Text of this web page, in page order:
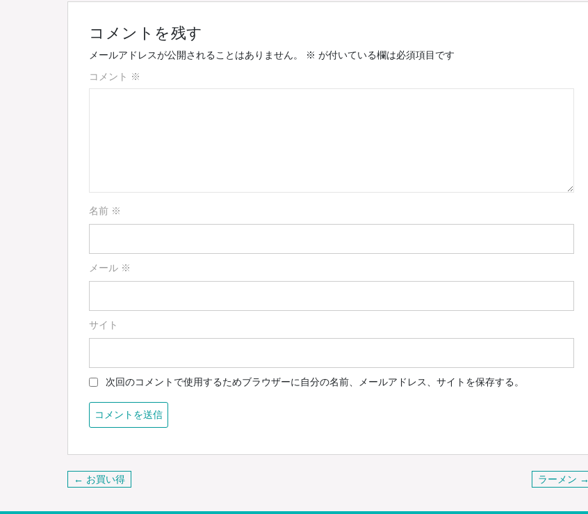
コメントを残す
メールアドレスが公開されることはありません。 ※ が付いている欄は必須項目です
コメント ※
名前 ※
メール ※
サイト
次回のコメントで使用するためブラウザーに自分の名前、メールアドレス、サイトを保存する。
投
← お買い得 ラーメン →